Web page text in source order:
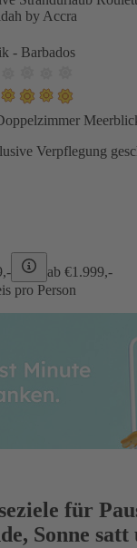
by Accra
- Barbados
Verpflegung
ab €1.999,-
pro Person
für
Sonne